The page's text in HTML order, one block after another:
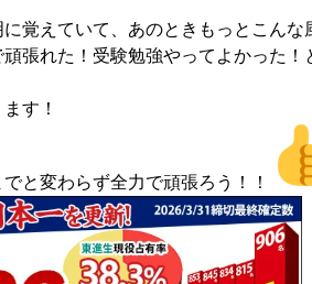
覚えていて、あのときもっとこん
張れた！受験勉強やってよかった！
す！
と変わらず全力で頑張ろう！！